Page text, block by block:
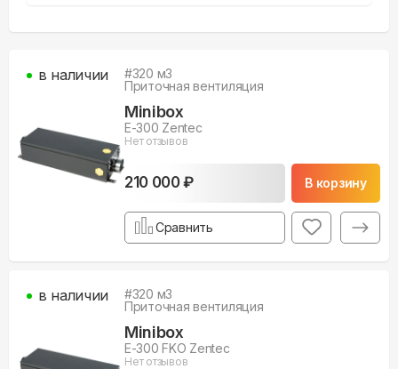
#320 м3
Приточная вентиляция
Minibox
E-300 Zentec
Нет отзывов
210 000 ₽ В корзину
в наличии
Сравнить
#320 м3
Приточная вентиляция
Minibox
E-300 FKO Zentec
Нет отзывов
в наличии